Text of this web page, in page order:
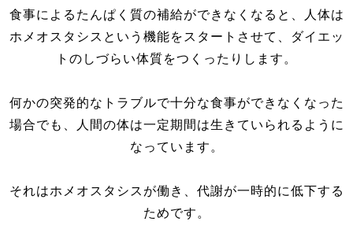
食事によるたんぱく質の補給ができなくなると、人体は
ホメオスタシスという機能をスタートさせて、ダイエッ
トのしづらい体質をつくったりします。
何かの突発的なトラブルで十分な食事ができなくなった
場合でも、人間の体は一定期間は生きていられるように
なっています。
それはホメオスタシスが働き、代謝が一時的に低下する
ためです。